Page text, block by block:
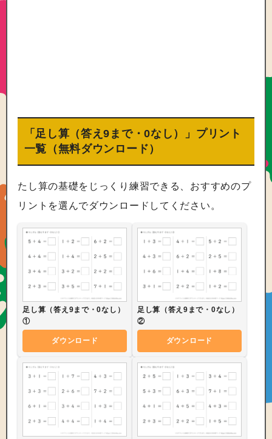
「足し算（答え9まで・0なし）」プリント
一覧（無料ダウンロード）
たし算の基礎をじっくり練習できる、おすすめのプ
リントを選んでダウンロードしてください。
足し算（答え9まで・0なし）
①
ダウンロード
足し算（答え9まで・0なし）
②
ダウンロード